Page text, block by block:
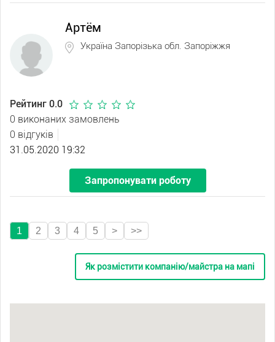
Артём
Україна Запорізька обл. Запоріжжя
Рейтинг 0.0
0 виконаних замовлень
0 відгуків
31.05.2020 19:32
Запропонувати роботу
1 2 3 4 5 > >>
Як розмістити компанію/майстра на мапі